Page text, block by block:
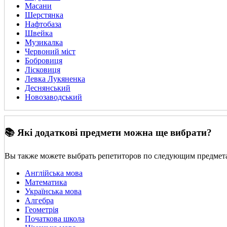
Масани
Шерстянка
Нафтобаза
Швейка
Музикалка
Червоний міст
Бобровиця
Лісковиця
Левка Лукяненка
Деснянський
Новозаводський
📚 Які додаткові предмети можна ще вибрати?
Вы также можете выбрать репетиторов по следующим
Англійська мова
Математика
Українська мова
Алгебра
Геометрія
Початкова школа